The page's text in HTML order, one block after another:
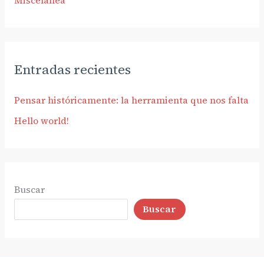
Entradas recientes
Pensar históricamente: la herramienta que nos falta
Hello world!
Buscar
Buscar